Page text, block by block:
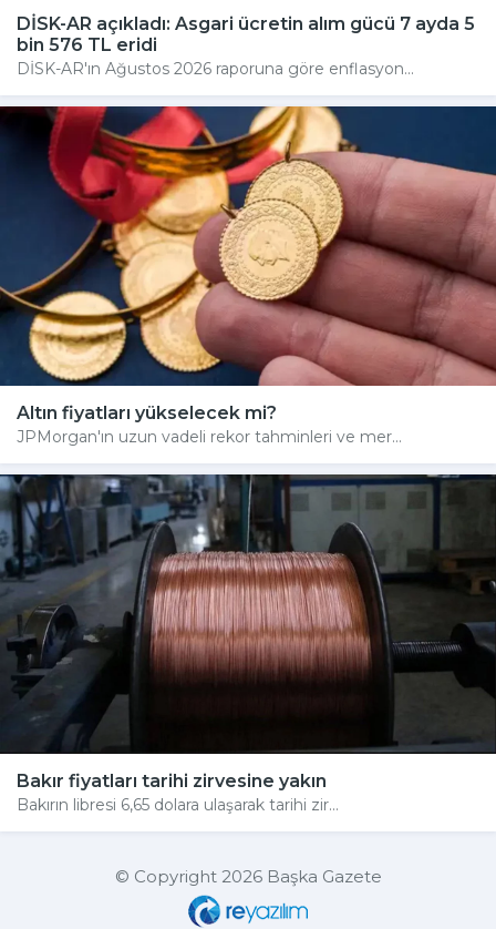
DİSK-AR açıkladı: Asgari ücretin alım gücü 7 ayda 5
bin 576 TL eridi
DİSK-AR'ın Ağustos 2026 raporuna göre enflasyon...
Altın fiyatları yükselecek mi?
JPMorgan'ın uzun vadeli rekor tahminleri ve mer...
Bakır fiyatları tarihi zirvesine yakın
Bakırın libresi 6,65 dolara ulaşarak tarihi zir...
© Copyright 2026 Başka Gazete